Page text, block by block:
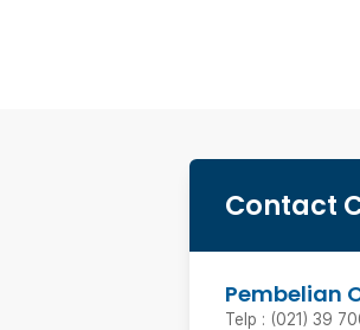
Contact
Pembelian
Telp : (021) 39